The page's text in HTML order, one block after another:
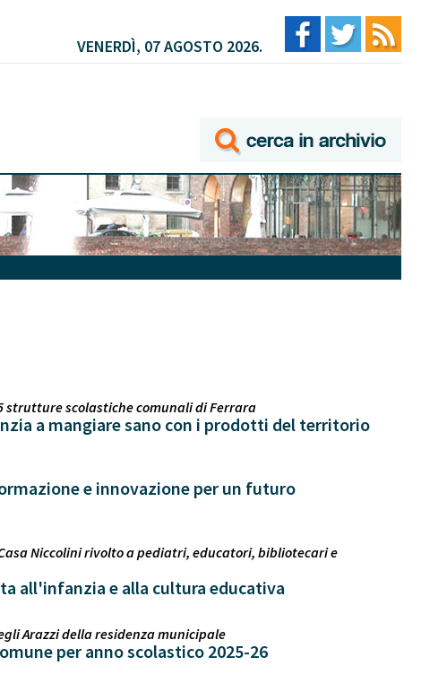
VENERDÌ, 07 AGOSTO 2026.
strutture scolastiche comunali di Ferrara
a mangiare sano con i prodotti del territorio
e innovazione per un futuro
Niccolini rivolto a pediatri, educatori, bibliotecari e
all'infanzia e alla cultura educativa
Arazzi della residenza municipale
per anno scolastico 2025-26